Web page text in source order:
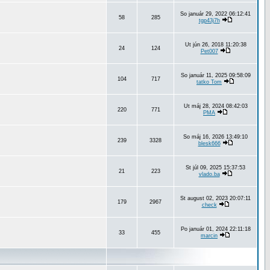
58 285
So január 29, 2022 06:12:41
tgp43j7h
24 124
Ut jún 26, 2018 11:20:38
Pet007
104 717
So január 11, 2025 09:58:09
tatko Tom
220 771
Ut máj 28, 2024 08:42:03
PMA
239 3328
So máj 16, 2026 13:49:10
blesk666
21 223
St júl 09, 2025 15:37:53
vlado.ba
179 2967
St august 02, 2023 20:07:11
check
33 455
Po január 01, 2024 22:11:18
marcin